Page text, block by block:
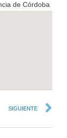
de Córdoba
SIGUIENTE